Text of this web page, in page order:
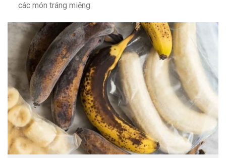
các món tráng miệng.